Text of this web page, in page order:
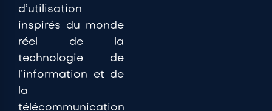
d’utilisation
inspirés du monde
réel de la
technologie de
l’information et de
la
télécommunication